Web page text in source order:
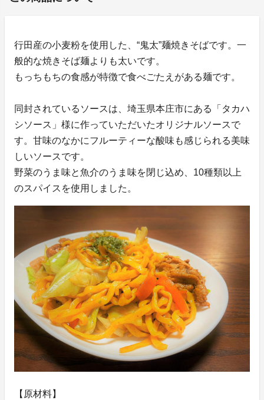
行田産の小麦粉を使用した、“鬼太”麺焼きそばです。一
般的な焼きそば麺よりも太いです。
もっちもちの食感が特徴で食べごたえがある麺です。
同封されているソースは、埼玉県本庄市にある「タカハ
シソース」様に作っていただいたオリジナルソースで
す。甘味のなかにフルーティーな酸味も感じられる美味
しいソースです。
野菜のうま味と魚介のうま味を閉じ込め、10種類以上
のスパイスを使用しました。
【原材料】